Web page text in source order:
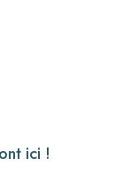
ici !